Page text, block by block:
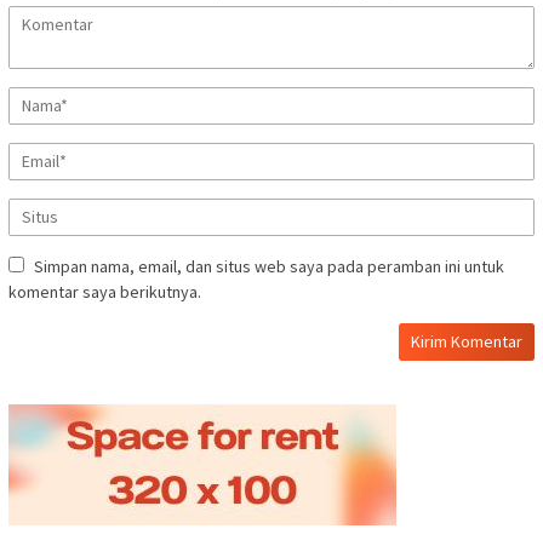
Simpan nama, email, dan situs web saya pada peramban ini untuk
komentar saya berikutnya.